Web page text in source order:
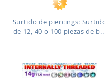
Surtido de piercings: Surtido
de 12, 40 o 100 piezas de b...